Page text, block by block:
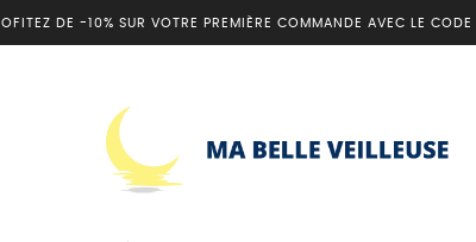
DE -10% SUR VOTRE PREMIÈRE COMMANDE AVEC LE CODE